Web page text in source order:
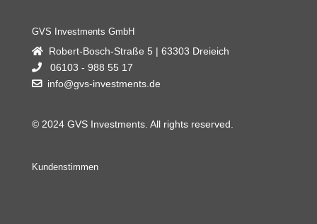
GVS Investments GmbH
Robert-Bosch-Straße 5 | 63303 Dreieich
06103 - 988 55 17
info@gvs-investments.de
© 2024 GVS Investments. All rights reserved.
Kundenstimmen